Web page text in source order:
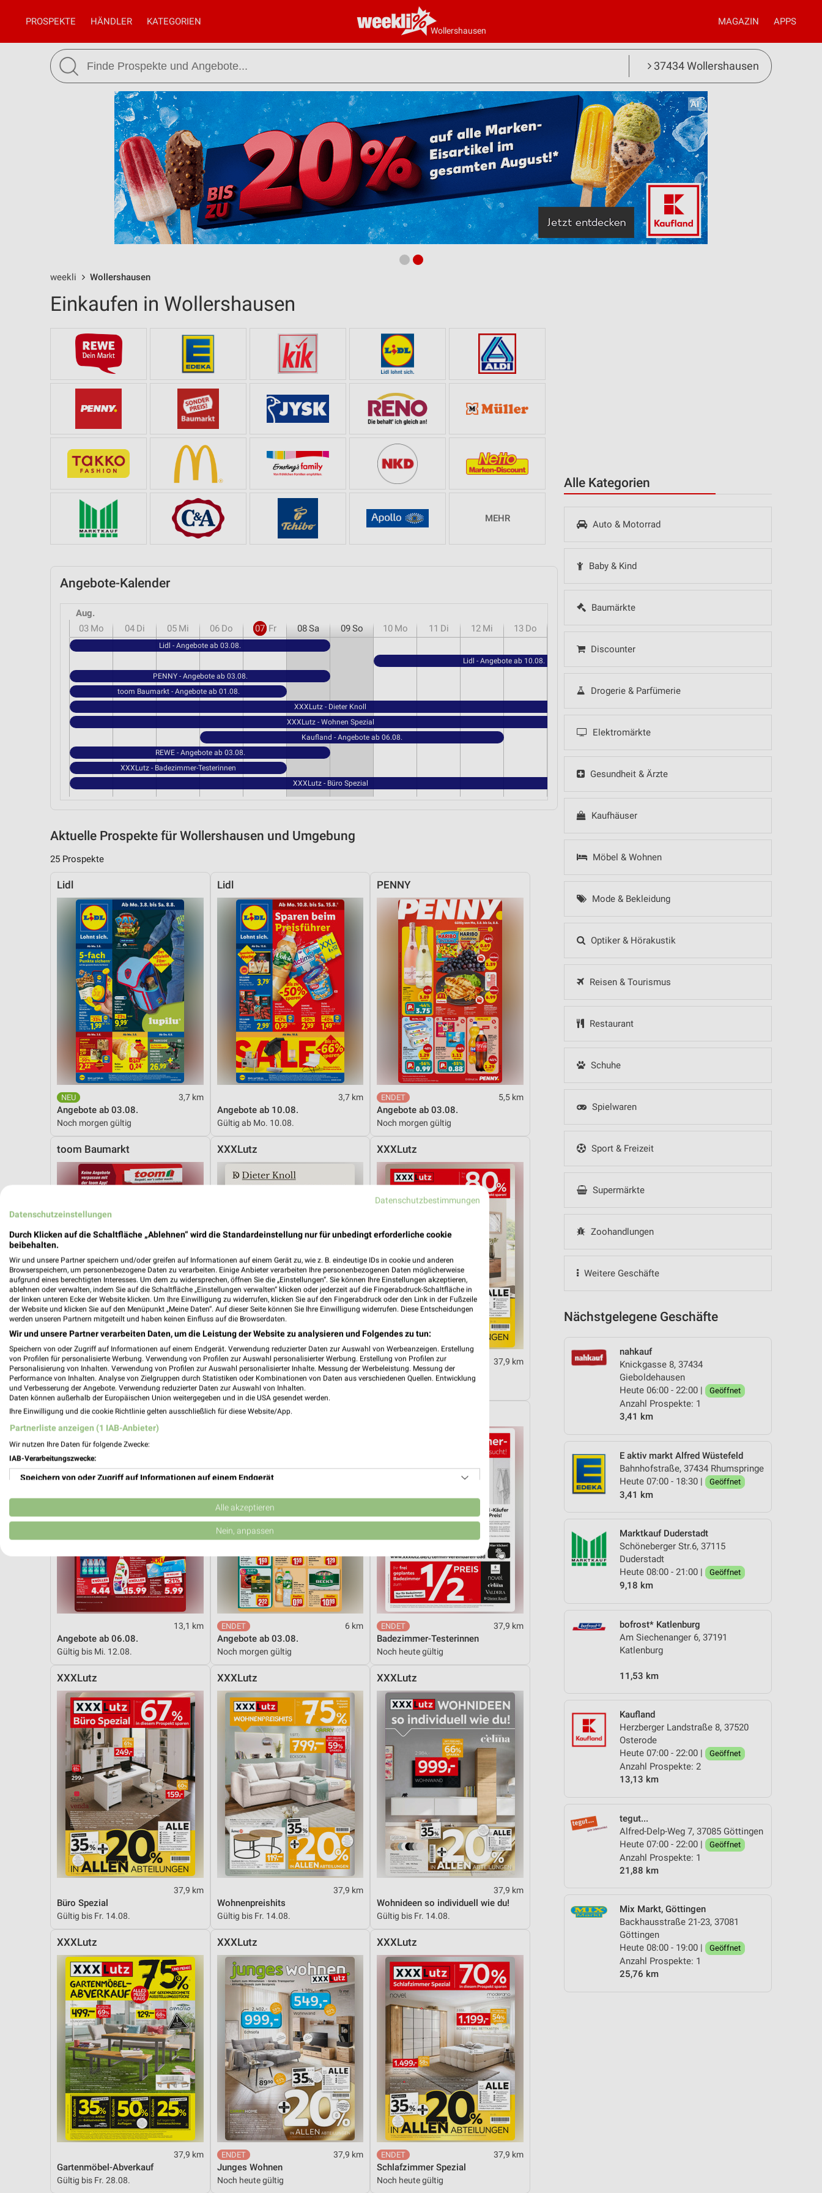
Wollershausen
PROSPEKTE HÄNDLER KATEGORIEN MAGAZIN APPS
37434 Wollershausen
weekli Wollershausen
Alle Kategorien
Auto & Motorrad
Baby & Kind
Baumärkte
Discounter
Drogerie & Parfümerie
Elektromärkte
Gesundheit & Ärzte
Kaufhäuser
Möbel & Wohnen
Mode & Bekleidung
Optiker & Hörakustik
Reisen & Tourismus
Restaurant
Schuhe
Spielwaren
Sport & Freizeit
Supermärkte
Zoohandlungen
Weitere Geschäfte
Nächstgelegene Geschäfte
nahkauf
Knickgasse 8, 37434
Gieboldehausen
Heute 06:00 - 22:00 |
Geöffnet
Anzahl Prospekte: 1
3,41 km
E aktiv markt Alfred Wüstefeld
Bahnhofstraße, 37434 Rhumspringe
Heute 07:00 - 18:30 |
Geöffnet
3,41 km
Marktkauf Duderstadt
Schöneberger Str.6, 37115
Duderstadt
Heute 08:00 - 21:00 |
Geöffnet
9,18 km
bofrost* Katlenburg
Am Siechenanger 6, 37191
Katlenburg
11,53 km
Kaufland
Herzberger Landstraße 8, 37520
Osterode
Heute 07:00 - 22:00 |
Geöffnet
Anzahl Prospekte: 2
13,13 km
tegut...
Alfred-Delp-Weg 7, 37085 Göttingen
Heute 07:00 - 22:00 |
Geöffnet
Anzahl Prospekte: 1
21,88 km
Mix Markt, Göttingen
Backhausstraße 21-23, 37081
Göttingen
Heute 08:00 - 19:00 |
Geöffnet
Anzahl Prospekte: 1
25,76 km
Einkaufen in Wollershausen
MEHR
Angebote-Kalender
Aug.
03 Mo 04 Di 05 Mi 06 Do 07 Fr 08Sa 09So 10 Mo 11 Di 12 Mi 13 Do
Lidl - Angebote ab 03.08.
Lidl - Angebote ab 10.08.
PENNY - Angebote ab 03.08.
toom Baumarkt - Angebote ab 01.08.
XXXLutz - Dieter Knoll
XXXLutz - Wohnen Spezial
Kaufland - Angebote ab 06.08.
REWE - Angebote ab 03.08.
XXXLutz - Badezimmer-Testerinnen
XXXLutz - Büro Spezial
Aktuelle Prospekte für Wollershausen und Umgebung
25 Prospekte
Lidl
3,7 km
Angebote ab 03.08.
Noch morgen gültig
Lidl
3,7 km
Angebote ab 10.08.
Gültig ab Mo. 10.08.
PENNY
5,5 km
Angebote ab 03.08.
Noch morgen gültig
toom Baumarkt
9,8 km
Angebote ab 01.08.
Noch heute gültig
XXXLutz
37,9 km
Dieter Knoll
Gültig bis Fr. 14.08.
XXXLutz
37,9 km
Wohnen Spezial
Kaufland
13,1 km
Angebote ab 06.08.
Gültig bis Mi. 12.08.
REWE
6 km
Angebote ab 03.08.
Noch morgen gültig
37,9 km
Badezimmer-Testerinnen
Noch heute gültig
XXXLutz
37,9 km
Büro Spezial
Gültig bis Fr. 14.08.
XXXLutz
37,9 km
Wohnenpreishits
Gültig bis Fr. 14.08.
XXXLutz
37,9 km
Wohnideen so individuell wie du!
Gültig bis Fr. 14.08.
XXXLutz
37,9 km
Gartenmöbel-Abverkauf
Gültig bis Fr. 28.08.
XXXLutz
37,9 km
Junges Wohnen
Noch heute gültig
XXXLutz
37,9 km
Schlafzimmer Spezial
Noch heute gültig
Datenschutzbestimmungen
Datenschutzeinstellungen
Durch Klicken auf die Schaltfläche „Ablehnen“ wird die Standardeinstellung nur für unbedingt erforderliche cookie
beibehalten.
Wir und unsere Partner speichern und/oder greifen auf Informationen auf einem Gerät zu, wie z. B. eindeutige IDs in cookie und anderen
Browserspeichern, um personenbezogene Daten zu verarbeiten. Einige Anbieter verarbeiten Ihre personenbezogenen Daten möglicherweise
aufgrund eines berechtigten Interesses. Um dem zu widersprechen, öffnen Sie die „Einstellungen“. Sie können Ihre Einstellungen akzeptieren,
ablehnen oder verwalten, indem Sie auf die Schaltfläche „Einstellungen verwalten“ klicken oder jederzeit auf die Fingerabdruck-Schaltfläche in
der linken unteren Ecke der Website klicken. Um Ihre Einwilligung zu widerrufen, klicken Sie auf den Fingerabdruck oder den Link in der Fußzeile
der Website und klicken Sie auf den Menüpunkt „Meine Daten“. Auf dieser Seite können Sie Ihre Einwilligung widerrufen. Diese Entscheidungen
werden unseren Partnern mitgeteilt und haben keinen Einfluss auf die Browserdaten.
Wir und unsere Partner verarbeiten Daten, um die Leistung der Website zu analysieren und Folgendes zu tun:
Speichern von oder Zugriff auf Informationen auf einem Endgerät. Verwendung reduzierter Daten zur Auswahl von Werbeanzeigen. Erstellung
von Profilen für personalisierte Werbung. Verwendung von Profilen zur Auswahl personalisierter Werbung. Erstellung von Profilen zur
Personalisierung von Inhalten. Verwendung von Profilen zur Auswahl personalisierter Inhalte. Messung der Werbeleistung. Messung der
Performance von Inhalten. Analyse von Zielgruppen durch Statistiken oder Kombinationen von Daten aus verschiedenen Quellen. Entwicklung
und Verbesserung der Angebote. Verwendung reduzierter Daten zur Auswahl von Inhalten.
Daten können außerhalb der Europäischen Union weitergegeben und in die USA gesendet werden.
Ihre Einwilligung und die cookie Richtlinie gelten ausschließlich für diese Website/App.
Partnerliste anzeigen (1 IAB-Anbieter)
Wir nutzen Ihre Daten für folgende Zwecke:
IAB-Verarbeitungszwecke:
Speichern von oder Zugriff auf Informationen auf einem Endgerät
Verwendung reduzierter Daten zur Auswahl von Werbeanzeigen
Erstellung von Profilen für personalisierte Werbung
Erstellung von Profilen zur Personalisierung von Inhalten
Verwendung von Profilen zur Auswahl personalisierter Inhalte
Messung der Performance von Inhalten
Analyse von Zielgruppen durch Statistiken oder Kombinationen von Daten aus verschiedenen
Entwicklung und Verbesserung der Angebote
Verwendung reduzierter Daten zur Auswahl von Inhalten
Verwendung genauer Standortdaten
Geräte anhand von aktiv angeforderten Informationen identifizieren
Nicht-IAB-Verarbeitungszwecke:
Performance
Alle akzeptieren
Nein, anpassen